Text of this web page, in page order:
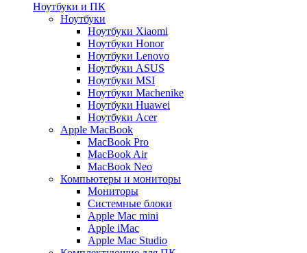
Ноутбуки и ПК
Ноутбуки
Ноутбуки Xiaomi
Ноутбуки Honor
Ноутбуки Lenovo
Ноутбуки ASUS
Ноутбуки MSI
Ноутбуки Machenike
Ноутбуки Huawei
Ноутбуки Acer
Apple MacBook
MacBook Pro
MacBook Air
MacBook Neo
Компьютеры и мониторы
Мониторы
Системные блоки
Apple Mac mini
Apple iMac
Apple Mac Studio